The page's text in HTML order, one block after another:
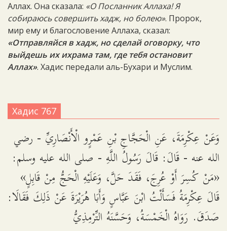
Аллах. Она сказала: «О Посланник Аллаха! Я
собираюсь совершить хадж, но болею». Пророк,
мир ему и благословение Аллаха, сказал:
«Отправляйся в хадж, но сделай оговорку, что
выйдешь их ихрама там, где тебя остановит
Аллах». Хадис передали аль-Бухари и Муслим.
Хадис 767
وَعَنْ عِكْرِمَةَ، عَنِ الْحَجَّاجِ بْنِ عَمْرٍو الْأَنْصَارِيِّ - رضي
الله عنه - قَالَ: قَالَ رَسُولُ اللَّهِ - صلى الله عليه وسلم:
«مَنْ كُسِرَ أَوْ عُرِجَ، فَقَدَ حَلَّ، وَعَلَيْهِ الْحَجُّ مِنْ قَابِلٍ»
قَالَ عِكْرِمَةُ فَسَأَلْتُ ابْنَ عَبَّاسٍ وَأَبَا هُرَيْرَةَ عَنْ ذَلِكَ فَقَالَا:
صَدَقَ. رَوَاهُ الْخَمْسَةُ، وَحَسَّنَهُ التِّرْمِذِيُّ